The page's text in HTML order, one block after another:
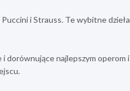
i Strauss. Te wybitne dzieła
i dorównujące najlepszym operom i